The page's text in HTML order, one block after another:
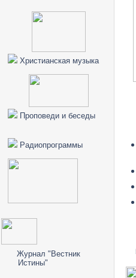
Христианская музыка
Проповеди и беседы
Радиопрограммы
Журнал "Вестник
Истины"